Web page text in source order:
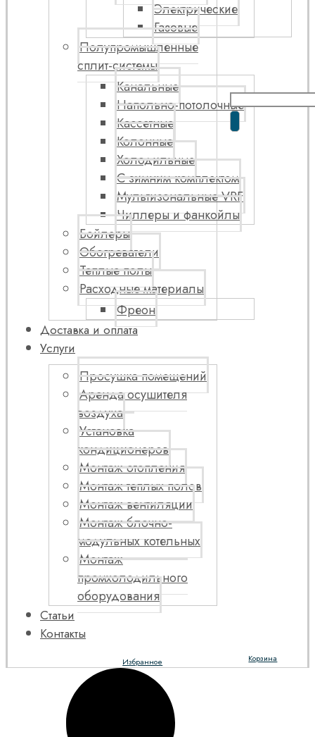
Электрические
Газовые
Полупромышленные
сплит-системы
Канальные
Напольно-потолочные
Кассетные
Колонные
Холодильные
С зимним комплектом
Мультизональные VRF
Чиллеры и фанкойлы
Бойлеры
Обогреватели
Теплые полы
Расходные материалы
Фреон
Доставка и оплата
Услуги
Просушка помещений
Аренда осушителя
воздуха
Установка
кондиционеров
Монтаж отопления
Монтаж теплых полов
Монтаж вентиляции
Монтаж блочно-
модульных котельных
Монтаж
промхолодильного
оборудования
Статьи
Контакты
Корзина
Избранное